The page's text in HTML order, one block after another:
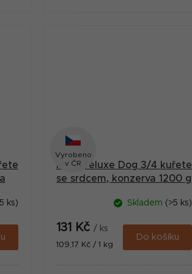
nasekaného kuřete včetně kostí
ks)
Vyrobeno
v ČR
MAX Deluxe Dog 3/4 kuřete
se srdcem, konzerva 1200 g
Skladem (>5 ks)
131 Kč / ks
Měrná
109,17 Kč / 1 kg
Do košíku